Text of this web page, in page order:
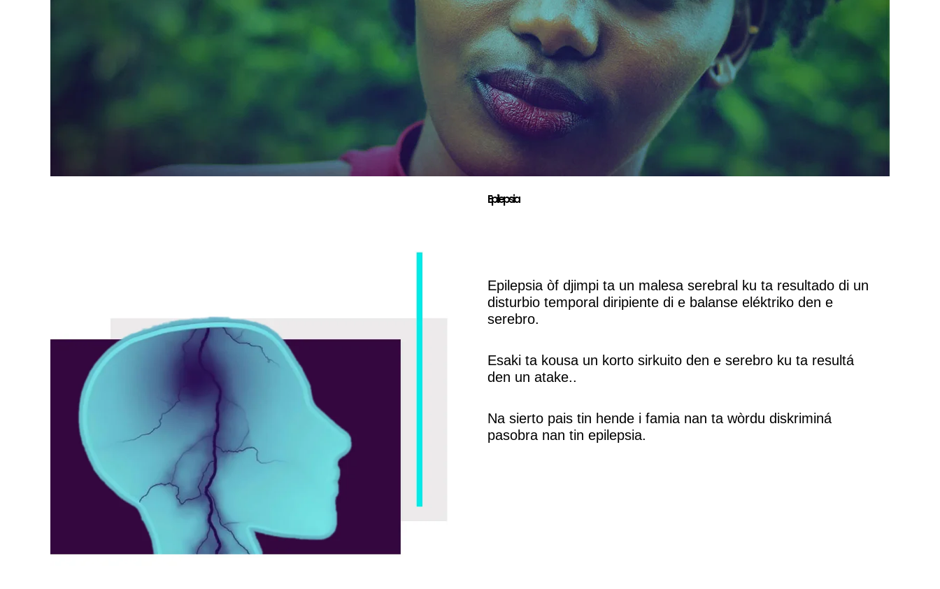
Epilepsia
Epilepsia òf djimpi ta un malesa serebral ku ta resultado di un
disturbio temporal diripiente di e balanse eléktriko den e
serebro.
Esaki ta kousa un korto sirkuito den e serebro ku ta resultá
den un atake..
Na sierto pais tin hende i famia nan ta wòrdu diskriminá
pasobra nan tin epilepsia.